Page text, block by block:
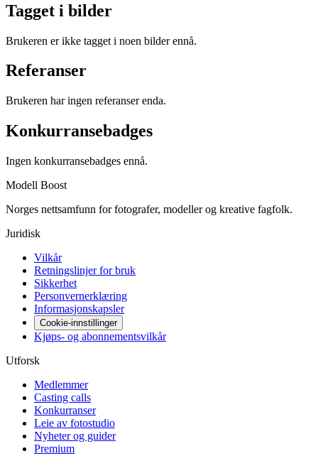
Tagget i bilder
Brukeren er ikke tagget i noen bilder ennå.
Referanser
Brukeren har ingen referanser enda.
Konkurransebadges
Ingen konkurransebadges ennå.
Modell Boost
Norges nettsamfunn for fotografer, modeller og kreative fagfolk.
Juridisk
Vilkår
Retningslinjer for bruk
Sikkerhet
Personvernerklæring
Informasjonskapsler
Cookie-innstillinger
Kjøps- og abonnementsvilkår
Utforsk
Medlemmer
Casting calls
Konkurranser
Leie av fotostudio
Nyheter og guider
Premium